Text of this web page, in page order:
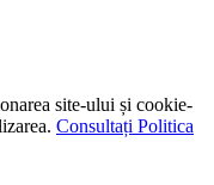
site-ului și cookie-
Consultați Politica